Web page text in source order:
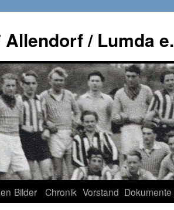
Allendorf / Lumda
Bilder Chronik Vorstand Dokumente